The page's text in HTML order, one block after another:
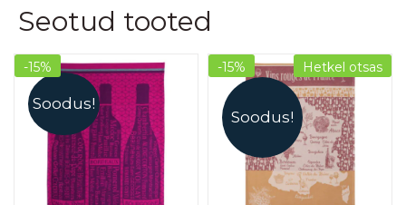
Seotud tooted
Soodus!
-15%
Soodus!
Hetkel otsas
-15%